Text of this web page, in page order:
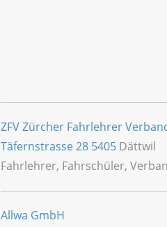
ZFV Zürcher Fahrlehrer
Täfernstrasse 28 5405 Dättwil
Fahrlehrer, Fahrschüler,
Allwa GmbH